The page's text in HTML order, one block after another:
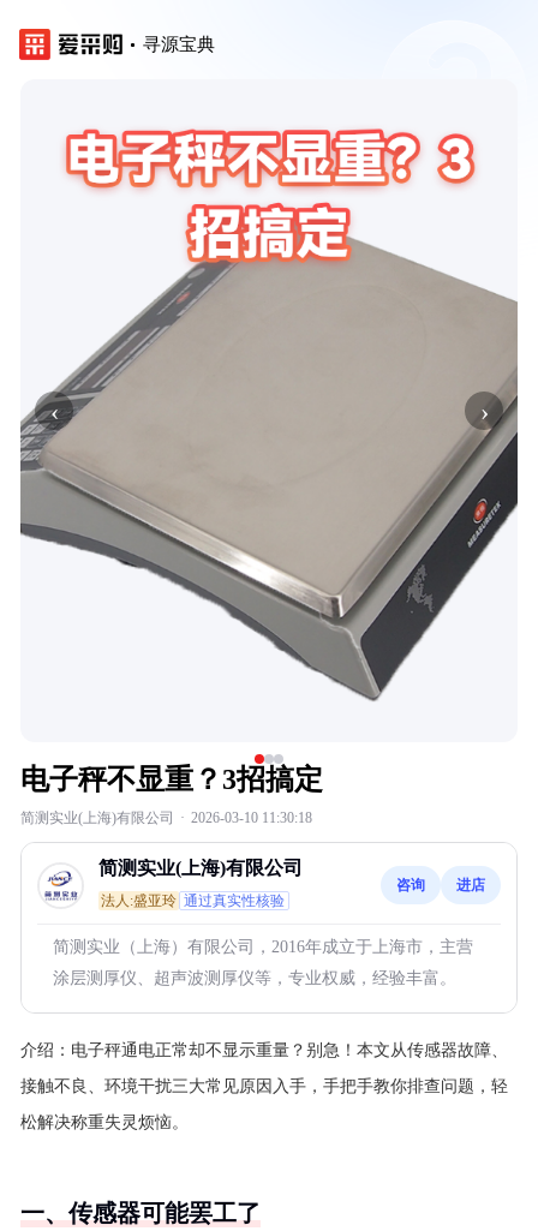
寻源宝典
‹ ›
电子秤不显重？3招搞定
简测实业(上海)有限公司 · 2026-03-10 11:30:18
简测实业(上海)有限公司
法人:盛亚玲 通过真实性核验
咨询 进店
简测实业（上海）有限公司，2016年成立于上海市，主营
涂层测厚仪、超声波测厚仪等，专业权威，经验丰富。
介绍： 电子秤通电正常却不显示重量？别急！本文从传感器故障、
接触不良、环境干扰三大常见原因入手，手把手教你排查问题，轻
松解决称重失灵烦恼。
一、传感器可能罢工了